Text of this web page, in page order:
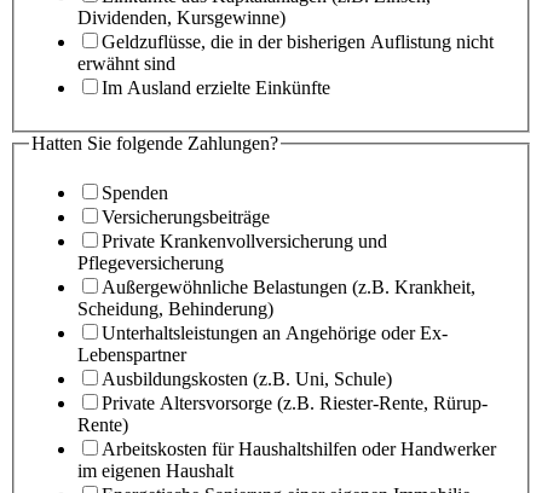
Dividenden, Kursgewinne)
Geldzuflüsse, die in der bisherigen Auflistung nicht
erwähnt sind
Im Ausland erzielte Einkünfte
Hatten Sie folgende Zahlungen?
Spenden
Versicherungsbeiträge
Private Krankenvollversicherung und
Pflegeversicherung
Außergewöhnliche Belastungen (z.B. Krankheit,
Scheidung, Behinderung)
Unterhaltsleistungen an Angehörige oder Ex-
Lebenspartner
Ausbildungskosten (z.B. Uni, Schule)
Private Altersvorsorge (z.B. Riester-Rente, Rürup-
Rente)
Arbeitskosten für Haushaltshilfen oder Handwerker
im eigenen Haushalt